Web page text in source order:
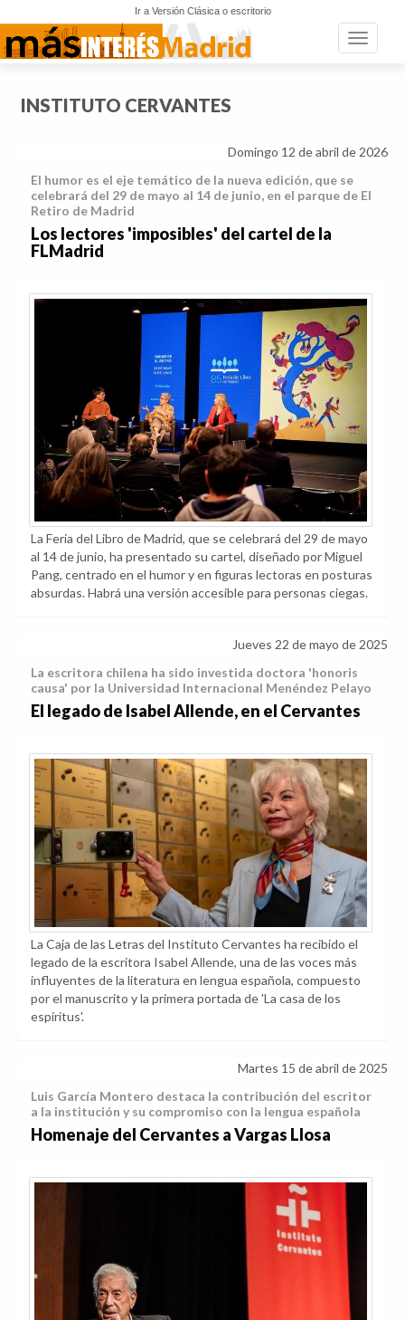
Ir a Versión Clásica o escritorio
Toggle
INSTITUTO CERVANTES
Domingo 12 de abril de 2026
El humor es el eje temático de la nueva edición, que se
celebrará del 29 de mayo al 14 de junio, en el parque de El
Retiro de Madrid
Los lectores 'imposibles' del cartel de la
FLMadrid
La Feria del Libro de Madrid, que se celebrará del 29 de mayo
al 14 de junio, ha presentado su cartel, diseñado por Miguel
Pang, centrado en el humor y en figuras lectoras en posturas
absurdas. Habrá una versión accesible para personas ciegas.
Jueves 22 de mayo de 2025
La escritora chilena ha sido investida doctora 'honoris
causa' por la Universidad Internacional Menéndez Pelayo
El legado de Isabel Allende, en el Cervantes
La Caja de las Letras del Instituto Cervantes ha recibido el
legado de la escritora Isabel Allende, una de las voces más
influyentes de la literatura en lengua española, compuesto
por el manuscrito y la primera portada de 'La casa de los
espíritus'.
Martes 15 de abril de 2025
Luis García Montero destaca la contribución del escritor
a la institución y su compromiso con la lengua española
Homenaje del Cervantes a Vargas Llosa